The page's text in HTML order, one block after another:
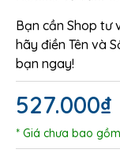
Bạn cần Shop tư
hãy điền Tên và
bạn ngay!
527.000₫
* Giá chưa bao